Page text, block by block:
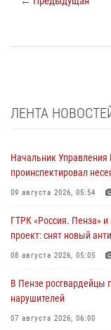
ЛЕНТА
Начальник Управления
проинспектировал
09 августа 2026, 05:54
ГТРК «Россия. Пенза»
проект: снят новый
08 августа 2026, 05:05
В Пензе росгвардейцы
нарушителей
07 августа 2026, 06:00